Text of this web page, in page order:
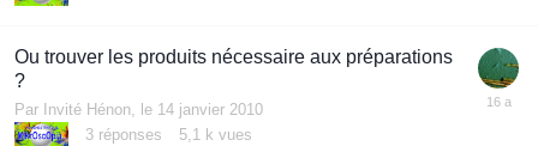
Ou trouver les produits nécessaire aux préparations
?
Par Invité Hénon,
le 14 janvier 2010
3 réponses 5,1 k vues